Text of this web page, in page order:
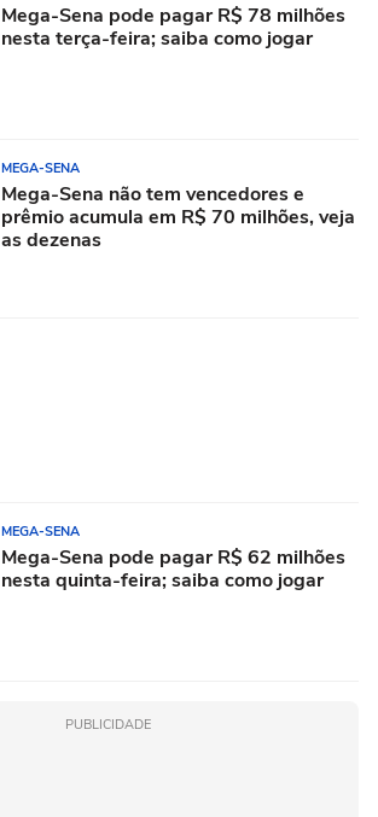
Mega-Sena pode pagar R$ 78 milhões
nesta terça-feira; saiba como jogar
MEGA-SENA
Mega-Sena não tem vencedores e
prêmio acumula em R$ 70 milhões, veja
as dezenas
MEGA-SENA
Mega-Sena pode pagar R$ 62 milhões
nesta quinta-feira; saiba como jogar
PUBLICIDADE